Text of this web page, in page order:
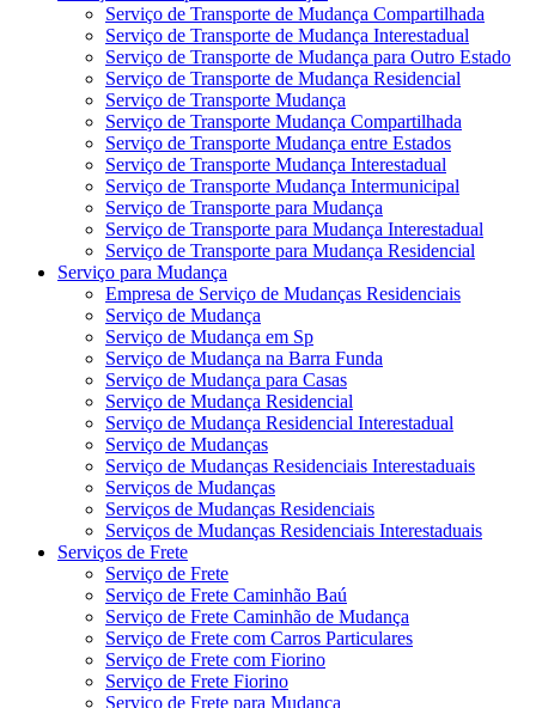
Serviço de Transporte de Mudança Compartilhada
Serviço de Transporte de Mudança Interestadual
Serviço de Transporte de Mudança para Outro Estado
Serviço de Transporte de Mudança Residencial
Serviço de Transporte Mudança
Serviço de Transporte Mudança Compartilhada
Serviço de Transporte Mudança entre Estados
Serviço de Transporte Mudança Interestadual
Serviço de Transporte Mudança Intermunicipal
Serviço de Transporte para Mudança
Serviço de Transporte para Mudança Interestadual
Serviço de Transporte para Mudança Residencial
Serviço para Mudança
Empresa de Serviço de Mudanças Residenciais
Serviço de Mudança
Serviço de Mudança em Sp
Serviço de Mudança na Barra Funda
Serviço de Mudança para Casas
Serviço de Mudança Residencial
Serviço de Mudança Residencial Interestadual
Serviço de Mudanças
Serviço de Mudanças Residenciais Interestaduais
Serviços de Mudanças
Serviços de Mudanças Residenciais
Serviços de Mudanças Residenciais Interestaduais
Serviços de Frete
Serviço de Frete
Serviço de Frete Caminhão Baú
Serviço de Frete Caminhão de Mudança
Serviço de Frete com Carros Particulares
Serviço de Frete com Fiorino
Serviço de Frete Fiorino
Serviço de Frete para Mudança